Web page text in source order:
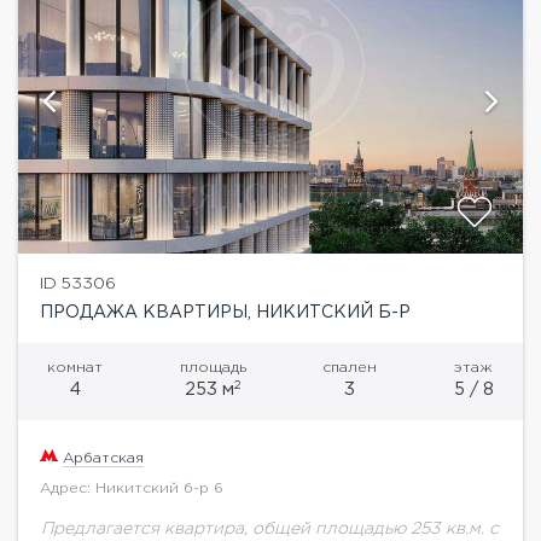
ID 53306
ПРОДАЖА КВАРТИРЫ, НИКИТСКИЙ Б-Р
комнат
4
площадь
253 м2
спален
3
этаж
5 / 8
Арбатская
Адрес: Никитский б-р 6
Предлагается квартира, общей площадью 253 кв.м. с